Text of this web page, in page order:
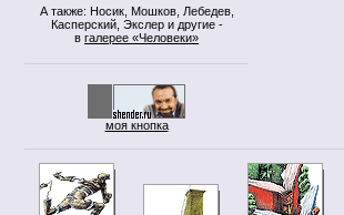
А также: Носик, Мошков, Лебедев,
Касперский, Экслер и другие -
в галерее «Человеки»
моя кнопка